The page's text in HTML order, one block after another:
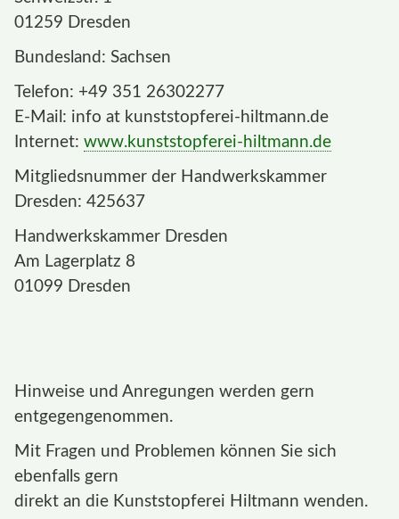
01259 Dresden
Bundesland: Sachsen
Telefon: +49 351 26302277
E-Mail: info at kunststopferei-hiltmann.de
Internet: www.kunststopferei-hiltmann.de
Mitgliedsnummer der Handwerkskammer
Dresden: 425637
Handwerkskammer Dresden
Am Lagerplatz 8
01099 Dresden
Hinweise und Anregungen werden gern
entgegengenommen.
Mit Fragen und Problemen können Sie sich
ebenfalls gern
direkt an die Kunststopferei Hiltmann wenden.